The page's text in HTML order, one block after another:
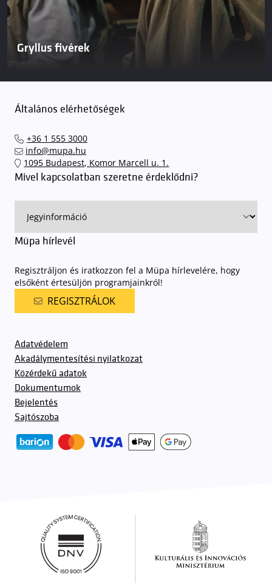
Gryllus fivérek
Általános elérhetőségek
+36 1 555 3000
info@mupa.hu
1095 Budapest, Komor Marcell u. 1.
Mivel kapcsolatban szeretne érdeklődni?
Müpa hírlevél
Regisztráljon és iratkozzon fel a Müpa hírlevelére, hogy
elsőként értesüljön programjainkról!
REGISZTRÁLOK
Adatvédelem
Akadálymentesítési nyilatkozat
Közérdekű adatok
Dokumentumok
Bejelentés
Sajtószoba